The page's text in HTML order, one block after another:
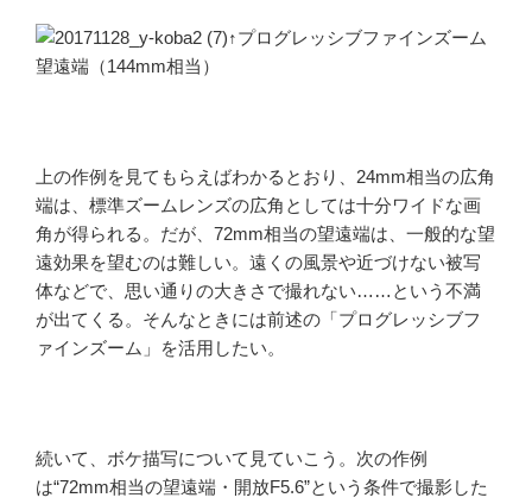
↑プログレッシブファインズーム
望遠端（144mm相当）
上の作例を見てもらえばわかるとおり、24mm相当の広角
端は、標準ズームレンズの広角としては十分ワイドな画
角が得られる。だが、72mm相当の望遠端は、一般的な望
遠効果を望むのは難しい。遠くの風景や近づけない被写
体などで、思い通りの大きさで撮れない……という不満
が出てくる。そんなときには前述の「プログレッシブフ
ァインズーム」を活用したい。
続いて、ボケ描写について見ていこう。次の作例
は“72mm相当の望遠端・開放F5.6”という条件で撮影した